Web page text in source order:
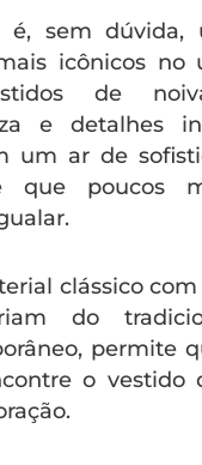
é, sem dúvida,
icônicos no
de
e detalhes
um ar de
que poucos
clássico
do
permite
o vestido